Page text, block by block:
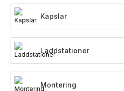
Kapslar
Laddstationer
Montering